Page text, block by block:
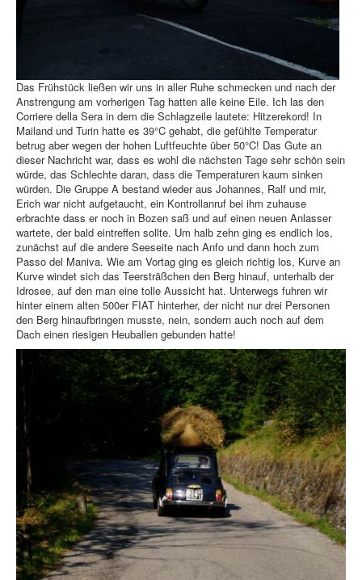
Das Frühstück ließen wir uns in aller Ruhe schmecken und nach der
Anstrengung am vorherigen Tag hatten alle keine Eile. Ich las den
Corriere della Sera in dem die Schlagzeile lautete: Hitzerekord! In
Mailand und Turin hatte es 39°C gehabt, die gefühlte Temperatur
betrug aber wegen der hohen Luftfeuchte über 50°C! Das Gute an
dieser Nachricht war, dass es wohl die nächsten Tage sehr schön sein
würde, das Schlechte daran, dass die Temperaturen kaum sinken
würden. Die Gruppe A bestand wieder aus Johannes, Ralf und mir,
Erich war nicht aufgetaucht, ein Kontrollanruf bei ihm zuhause
erbrachte dass er noch in Bozen saß und auf einen neuen Anlasser
wartete, der bald eintreffen sollte. Um halb zehn ging es endlich los,
zunächst auf die andere Seeseite nach Anfo und dann hoch zum
Passo del Maniva. Wie am Vortag ging es gleich richtig los, Kurve an
Kurve windet sich das Teersträßchen den Berg hinauf, unterhalb der
Idrosee, auf den man eine tolle Aussicht hat. Unterwegs fuhren wir
hinter einem alten 500er FIAT hinterher, der nicht nur drei Personen
den Berg hinaufbringen musste, nein, sondern auch noch auf dem
Dach einen riesigen Heuballen gebunden hatte!